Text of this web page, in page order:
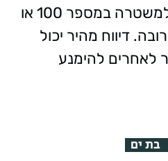
לניסיון עוקץ, פנו מיד למשטרה במספר 100 או
דיווח מהיר יכול
לאחרים להימנע
בת ים